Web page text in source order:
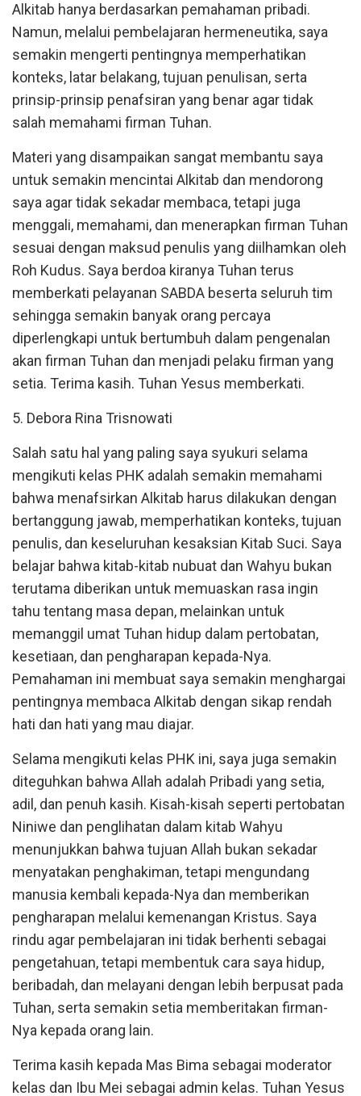
Alkitab hanya berdasarkan pemahaman pribadi.
Namun, melalui pembelajaran hermeneutika, saya
semakin mengerti pentingnya memperhatikan
konteks, latar belakang, tujuan penulisan, serta
prinsip-prinsip penafsiran yang benar agar tidak
salah memahami firman Tuhan.
Materi yang disampaikan sangat membantu saya
untuk semakin mencintai Alkitab dan mendorong
saya agar tidak sekadar membaca, tetapi juga
menggali, memahami, dan menerapkan firman Tuhan
sesuai dengan maksud penulis yang diilhamkan oleh
Roh Kudus. Saya berdoa kiranya Tuhan terus
memberkati pelayanan SABDA beserta seluruh tim
sehingga semakin banyak orang percaya
diperlengkapi untuk bertumbuh dalam pengenalan
akan firman Tuhan dan menjadi pelaku firman yang
setia. Terima kasih. Tuhan Yesus memberkati.
5. Debora Rina Trisnowati
Salah satu hal yang paling saya syukuri selama
mengikuti kelas PHK adalah semakin memahami
bahwa menafsirkan Alkitab harus dilakukan dengan
bertanggung jawab, memperhatikan konteks, tujuan
penulis, dan keseluruhan kesaksian Kitab Suci. Saya
belajar bahwa kitab-kitab nubuat dan Wahyu bukan
terutama diberikan untuk memuaskan rasa ingin
tahu tentang masa depan, melainkan untuk
memanggil umat Tuhan hidup dalam pertobatan,
kesetiaan, dan pengharapan kepada-Nya.
Pemahaman ini membuat saya semakin menghargai
pentingnya membaca Alkitab dengan sikap rendah
hati dan hati yang mau diajar.
Selama mengikuti kelas PHK ini, saya juga semakin
diteguhkan bahwa Allah adalah Pribadi yang setia,
adil, dan penuh kasih. Kisah-kisah seperti pertobatan
Niniwe dan penglihatan dalam kitab Wahyu
menunjukkan bahwa tujuan Allah bukan sekadar
menyatakan penghakiman, tetapi mengundang
manusia kembali kepada-Nya dan memberikan
pengharapan melalui kemenangan Kristus. Saya
rindu agar pembelajaran ini tidak berhenti sebagai
pengetahuan, tetapi membentuk cara saya hidup,
beribadah, dan melayani dengan lebih berpusat pada
Tuhan, serta semakin setia memberitakan firman-
Nya kepada orang lain.
Terima kasih kepada Mas Bima sebagai moderator
kelas dan Ibu Mei sebagai admin kelas. Tuhan Yesus